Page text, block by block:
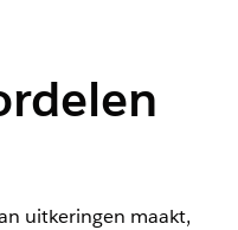
uitkeringen maakt,